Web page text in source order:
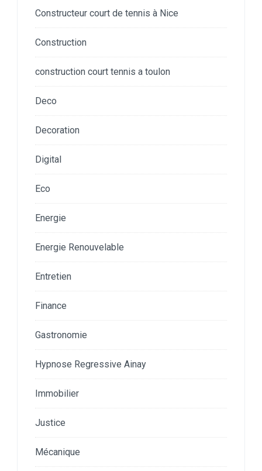
Constructeur court de tennis à Nice
Construction
construction court tennis a toulon
Deco
Decoration
Digital
Eco
Energie
Energie Renouvelable
Entretien
Finance
Gastronomie
Hypnose Regressive Ainay
Immobilier
Justice
Mécanique